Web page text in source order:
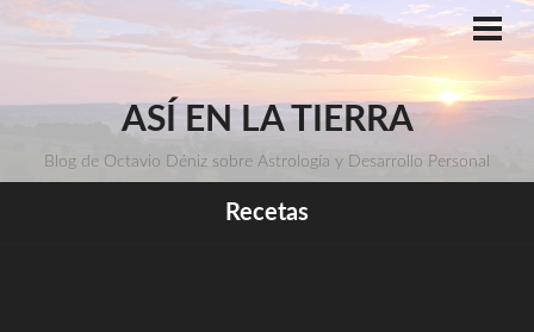
ASÍ EN LA TIERRA
Blog de Octavio Déniz sobre Astrología y Desarrollo Personal
Recetas